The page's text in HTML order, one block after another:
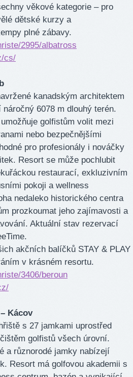
věkové kategorie – pro
dětské kurzy a
plné zábavy.
2995/albatross
cs/
kanadským architektem
6078 m dlouhý terén.
golfistům volit mezi
nebo bezpečnějšími
pro profesionály i nováčky
Resort se může pochlubit
restaurací, exkluzivním
pokoji a wellness
nedaleko historického centra
prozkoumat jeho zajímavosti a
Aktuální stav rezervací
akčních balíčků STAY & PLAY
v krásném resortu.
3406/beroun
Kácov
s 27 jamkami uprostřed
golfistů všech úrovní.
a různorodé jamky nabízejí
Resort má golfovou akademii s